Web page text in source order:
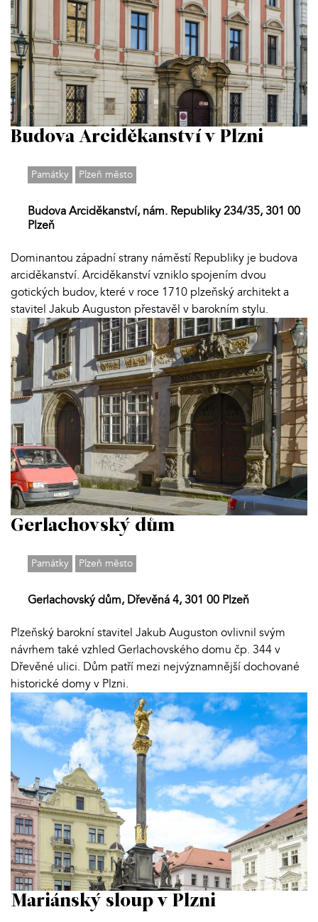
Budova Arciděkanství v Plzni
Památky Plzeň město
Budova Arciděkanství, nám. Republiky 234/35, 301 00
Plzeň
Dominantou západní strany náměstí Republiky je budova
arciděkanství. Arciděkanství vzniklo spojením dvou
gotických budov, které v roce 1710 plzeňský architekt a
stavitel Jakub Auguston přestavěl v barokním stylu.
Gerlachovský dům
Památky Plzeň město
Gerlachovský dům, Dřevěná 4, 301 00 Plzeň
Plzeňský barokní stavitel Jakub Auguston ovlivnil svým
návrhem také vzhled Gerlachovského domu čp. 344 v
Dřevěné ulici. Dům patří mezi nejvýznamnější dochované
historické domy v Plzni.
Mariánský sloup v Plzni